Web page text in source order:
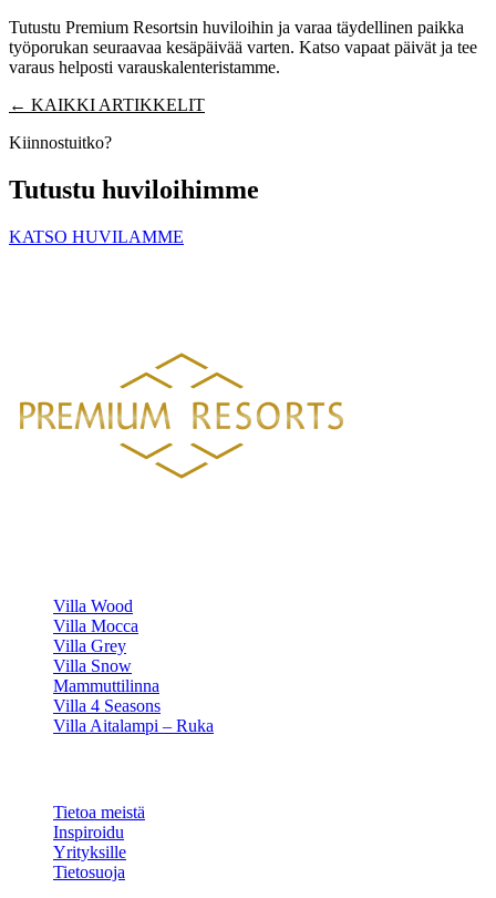
Tutustu Premium Resortsin huviloihin ja varaa täydellinen paikka
työporukan seuraavaa kesäpäivää varten. Katso vapaat päivät ja tee
varaus helposti varauskalenteristamme.
← KAIKKI ARTIKKELIT
Kiinnostuitko?
Tutustu huviloihimme
KATSO HUVILAMME
Villa Wood
Villa Mocca
Villa Grey
Villa Snow
Mammuttilinna
Villa 4 Seasons
Villa Aitalampi – Ruka
Tietoa meistä
Inspiroidu
Yrityksille
Tietosuoja